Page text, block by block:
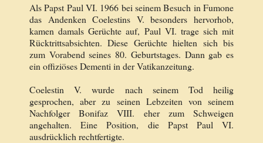
Als Papst Paul VI. 1966 bei seinem Besuch in Fumone
das Andenken Coelestins V. besonders hervorhob,
kamen damals Gerüchte auf, Paul VI. trage sich mit
Rücktrittsabsichten. Diese Gerüchte hielten sich bis
zum Vorabend seines 80. Geburtstages. Dann gab es
ein offiziöses Dementi in der Vatikanzeitung.
Coelestin V. wurde nach seinem Tod heilig
gesprochen, aber zu seinen Lebzeiten von seinem
Nachfolger Bonifaz VIII. eher zum Schweigen
angehalten. Eine Position, die Papst Paul VI.
ausdrücklich rechtfertigte.